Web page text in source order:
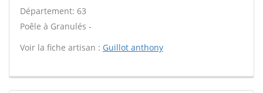
Département: 63
Poêle à Granulés -
Voir la fiche artisan : Guillot anthony